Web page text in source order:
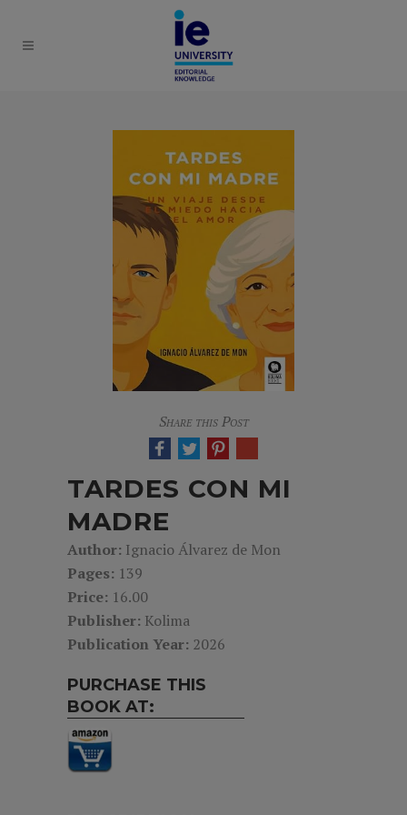
Share this Post
TARDES CON MI
MADRE
Author: Ignacio Álvarez de Mon
Pages: 139
Price: 16.00
Publisher: Kolima
Publication Year: 2026
PURCHASE THIS
BOOK AT: